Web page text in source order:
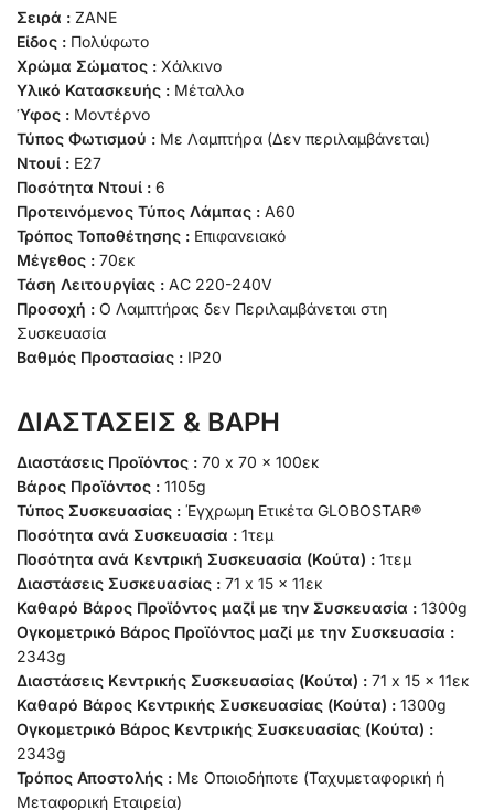
Σειρά : ZANE
Είδος : Πολύφωτο
Χρώμα Σώματος : Χάλκινο
Υλικό Κατασκευής : Μέταλλο
Ύφος : Μοντέρνο
Τύπος Φωτισμού : Με Λαμπτήρα (Δεν περιλαμβάνεται)
Ντουί : E27
Ποσότητα Ντουί : 6
Προτεινόμενος Τύπος Λάμπας : A60
Τρόπος Τοποθέτησης : Επιφανειακό
Μέγεθος : 70εκ
Τάση Λειτουργίας : AC 220-240V
Προσοχή : Ο Λαμπτήρας δεν Περιλαμβάνεται στη
Συσκευασία
Βαθμός Προστασίας : IP20
ΔΙΑΣΤΑΣΕΙΣ & ΒΑΡΗ
Διαστάσεις Προϊόντος : 70 x 70 x 100εκ
Βάρος Προϊόντος : 1105g
Τύπος Συσκευασίας : Έγχρωμη Ετικέτα GLOBOSTAR®
Ποσότητα ανά Συσκευασία : 1τεμ
Ποσότητα ανά Κεντρική Συσκευασία (Κούτα) : 1τεμ
Διαστάσεις Συσκευασίας : 71 x 15 x 11εκ
Καθαρό Βάρος Προϊόντος μαζί με την Συσκευασία : 1300g
Ογκομετρικό Βάρος Προϊόντος μαζί με την Συσκευασία :
2343g
Διαστάσεις Κεντρικής Συσκευασίας (Κούτα) : 71 x 15 x 11εκ
Καθαρό Βάρος Κεντρικής Συσκευασίας (Κούτα) : 1300g
Ογκομετρικό Βάρος Κεντρικής Συσκευασίας (Κούτα) :
2343g
Τρόπος Αποστολής : Με Οποιοδήποτε (Ταχυμεταφορική ή
Μεταφορική Εταιρεία)